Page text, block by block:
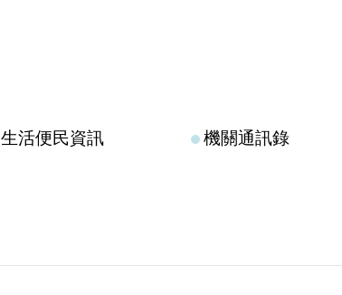
生活便民資訊 機關通訊錄